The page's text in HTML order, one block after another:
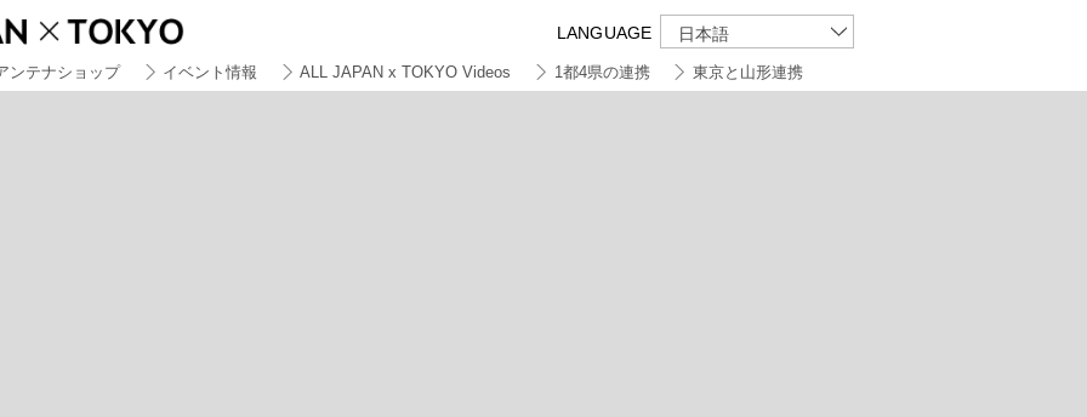
LANGUAGE 日本語
ンテナショップ イベント情報 ALL JAPAN x TOKYO Videos 1都4県の連携 東京と山形連携